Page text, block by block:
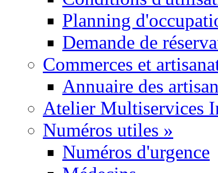
Planning
Demande de
Commerces et
Annuaire des
Atelier Multiservices
Numéros utiles »
Numéros d'urgence